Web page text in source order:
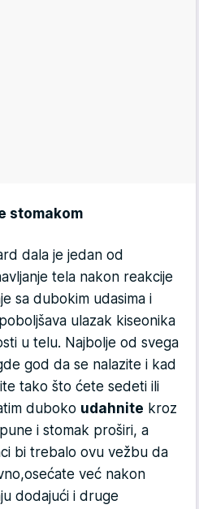
stomakom
dala je jedan od
tela nakon reakcije
sa dubokim udasima i
ulazak kiseonika
u telu. Najbolje od svega
god da se nalazite i kad
tako što ćete sedeti ili
duboko udahnite kroz
i stomak proširi, a
bi trebalo ovu vežbu da
već nakon
dodajući i druge